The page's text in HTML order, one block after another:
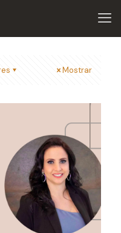
Mostrar